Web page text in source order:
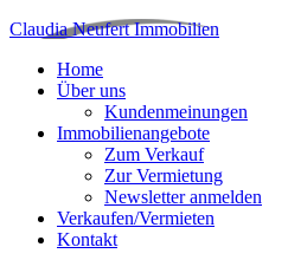
Claudia Neufert Immobilien
Home
Über uns
Kundenmeinungen
Immobilienangebote
Zum Verkauf
Zur Vermietung
Newsletter anmelden
Verkaufen/Vermieten
Kontakt